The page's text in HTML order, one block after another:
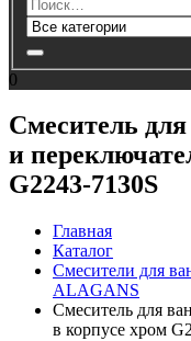
0
Смеситель
и
G2243-7130S
Главная
Каталог
Смесители для
ALAGANS
Смеситель для
в корпусе хром